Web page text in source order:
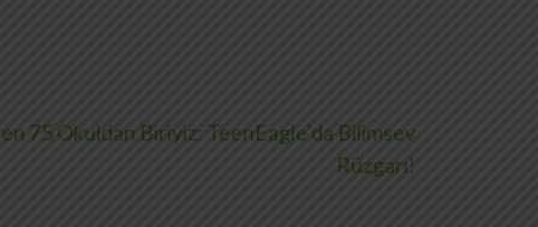
75 Okuldan Biriyiz: TeenEagle’da Bilimsev
Rüzgarı!